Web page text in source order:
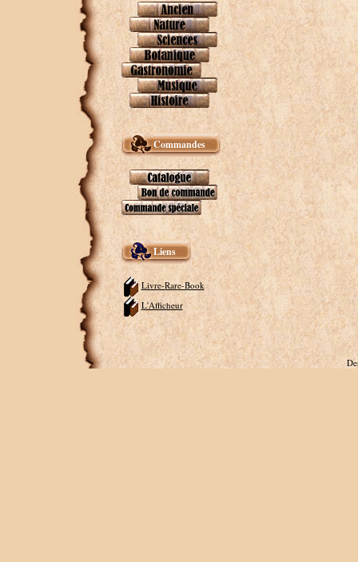
Commandes
Liens
Livre-Rare-Book
L'Afficheur